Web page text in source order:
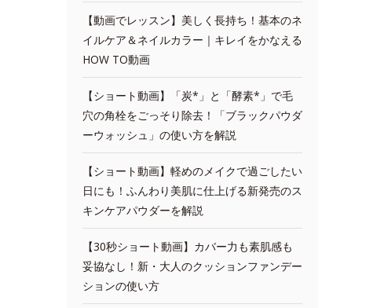
【動画でレッスン】美しく長持ち！基本のネ
イルケア＆ネイルカラー｜キレイをかなえる
HOW TO動画
【ショート動画】「炭*」と「酵素*」で毛
穴の角栓をごっそり除去！「ブラックパウダ
ーウォッシュ」の使い方を解説
【ショート動画】軽めのメイクで過ごしたい
日にも！ふんわり美肌に仕上げる新発売のス
キンケアパウダーを解説
【30秒ショート動画】カバー力も素肌感も
妥協なし！新・大人のクッションファンデー
ションの使い方